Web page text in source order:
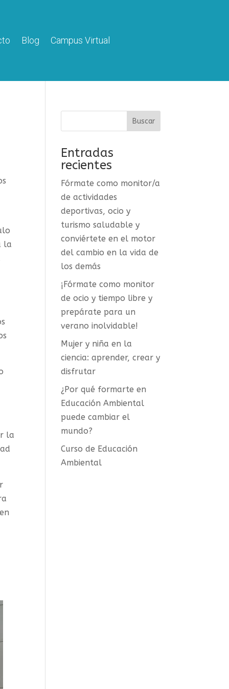
Blog Campus Virtual
la
la
Entradas
recientes
Fórmate como monitor/a
de actividades
deportivas, ocio y
turismo saludable y
conviértete en el motor
del cambio en la vida de
los demás
¡Fórmate como monitor
de ocio y tiempo libre y
prepárate para un
verano inolvidable!
Mujer y niña en la
ciencia: aprender, crear y
disfrutar
¿Por qué formarte en
Educación Ambiental
puede cambiar el
mundo?
Curso de Educación
Ambiental